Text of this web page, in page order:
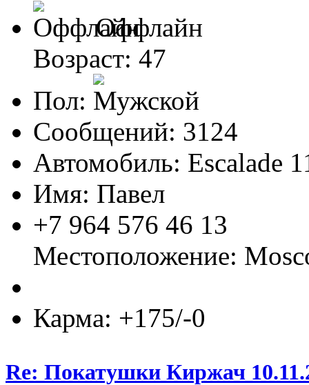
Оффлайн
Возраст: 47
Пол:
Сообщений: 3124
Автомобиль: Escalade
Имя: Павел
+7 964 576 46 13
Местоположение:
Карма: +175/-0
Re: Покатушки Киржач